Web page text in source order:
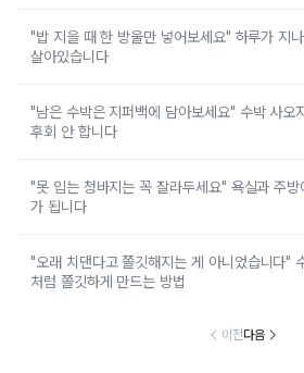
"밥 지을 때 한 방울만 넣어보세요" 하루가 지
살아있습니다
"남은 수박은 지퍼백에 담아보세요" 수박 사오
후회 안 합니다
"못 입는 청바지는 꼭 잘라두세요" 욕실과 주
가 됩니다
"오래 치댄다고 쫄깃해지는 게 아니었습니다"
처럼 쫄깃하게 만드는 방법
이전다음